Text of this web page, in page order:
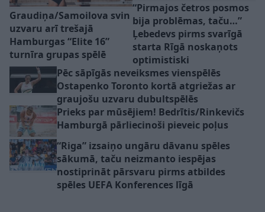
Graudiņa/Samoilova svin
uzvaru arī trešajā
Hamburgas “Elite 16”
turnīra grupas spēlē
“Pirmajos četros posmos
bija problēmas, taču…”
Ļebedevs pirms svarīgā
starta Rīgā noskaņots
optimistiski
Pēc sāpīgās neveiksmes vienspēlēs
Ostapenko Toronto kortā atgriežas ar
graujošu uzvaru dubultspēlēs
Prieks par mūsējiem! Bedrītis/Rinkevičs
Hamburgā pārliecinoši pieveic poļus
“Riga” izsaiņo ungāru dāvanu spēles
sākumā, taču neizmanto iespējas
nostiprināt pārsvaru pirms atbildes
spēles UEFA Konferences līgā